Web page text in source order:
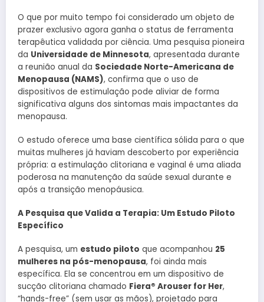
O que por muito tempo foi considerado um objeto de
prazer exclusivo agora ganha o status de ferramenta
terapêutica validada por ciência. Uma pesquisa pioneira
da Universidade de Minnesota, apresentada durante
a reunião anual da Sociedade Norte-Americana de
Menopausa (NAMS), confirma que o uso de
dispositivos de estimulação pode aliviar de forma
significativa alguns dos sintomas mais impactantes da
menopausa.
O estudo oferece uma base científica sólida para o que
muitas mulheres já haviam descoberto por experiência
própria: a estimulação clitoriana e vaginal é uma aliada
poderosa na manutenção da saúde sexual durante e
após a transição menopáusica.
A Pesquisa que Valida a Terapia: Um Estudo Piloto
Específico
A pesquisa, um estudo piloto que acompanhou 25
mulheres na pós-menopausa, foi ainda mais
específica. Ela se concentrou em um dispositivo de
sucção clitoriana chamado Fiera® Arouser for Her,
“hands-free” (sem usar as mãos), projetado para